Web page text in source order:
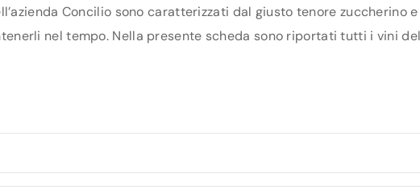
Concilio sono caratterizzati dal giusto tenore zuccherino
nel tempo. Nella presente scheda sono riportati tutti i vini